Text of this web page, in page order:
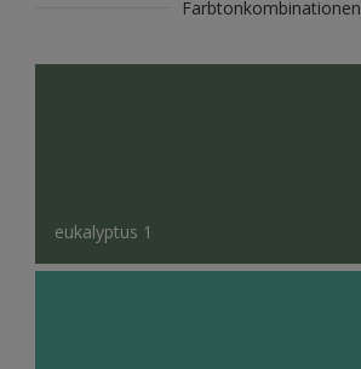
Farbtonkombinationen
eukalyptus 1